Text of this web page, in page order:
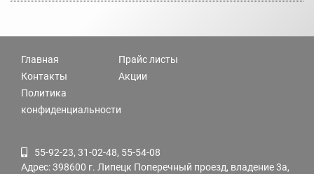
Главная
Контакты
Политика
конфиденциальности
Прайс листы
Акции
55-92-23, 31-02-48, 55-54-08
Адрес: 398600 г. Липецк Поперечный проезд, владение 3а,